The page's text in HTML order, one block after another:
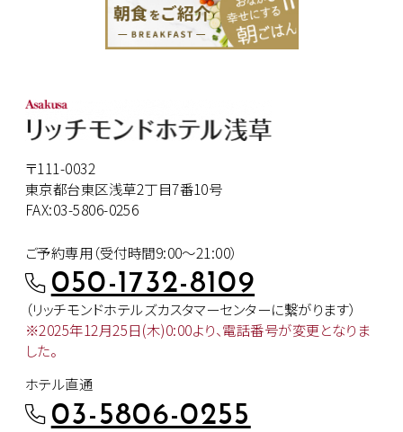
〒111-0032
東京都台東区浅草2丁目7番10号
FAX:03-5806-0256
ご予約専用（受付時間9:00～21:00）
050-1732-8109
（リッチモンドホテルズカスタマーセンターに繋がります）
※2025年12月25日(木)0:00より、電話番号が変更となりま
した。
ホテル直通
03-5806-0255